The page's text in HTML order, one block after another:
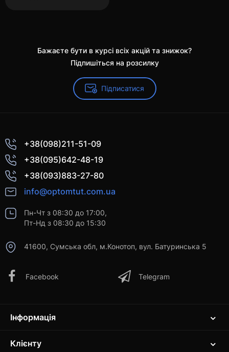
Бажаєте бути в курсі всіх акцій та знижок?
Підпишіться на розсилку
Підписатися
+38(098)211-51-09
+38(095)642-48-19
+38(093)883-27-80
info@optomtut.com.ua
Пн-Чт з 08:30 до 17:00,
Пт-Нд з 08:30 до 15:30
41600, Сумська обл, м.Конотоп, вул. Батуринська 5
Facebook Telegram
Інформація
Клієнту